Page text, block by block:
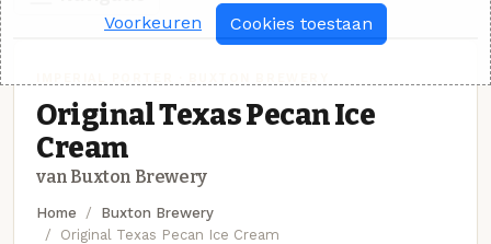
Original Texas Pecan Ice
Cream
van Buxton Brewery
Home
Buxton Brewery
Original Texas Pecan Ice Cream
Voorkeuren Cookies toestaan